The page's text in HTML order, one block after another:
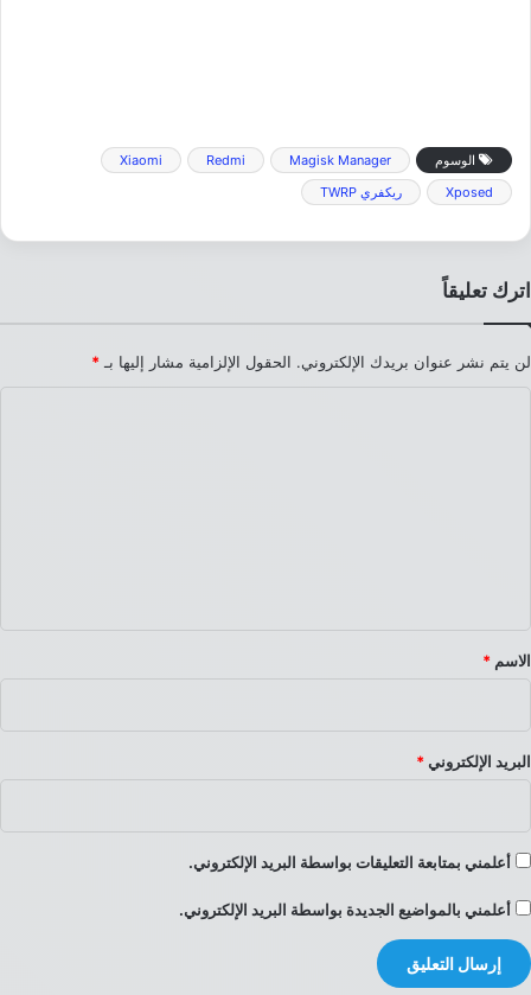
الوسوم Magisk Manager
Redmi
Xiaomi
Xposed
ريكفري TWRP
اترك تعليقاً
لن يتم نشر عنوان بريدك الإلكتروني. الحقول الإلزامية مشار إليها بـ *
*
الاسم *
البريد الإلكتروني *
أعلمني بمتابعة التعليقات بواسطة البريد الإلكتروني.
أعلمني بالمواضيع الجديدة بواسطة البريد الإلكتروني.